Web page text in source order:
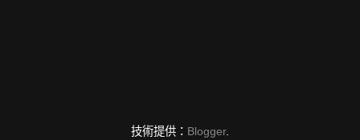
技術提供： Blogger.